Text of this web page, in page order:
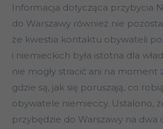
Informacja dotycząca przybycia
do Warszawy również nie
że kwestia kontaktu obywateli
i niemieckich była istotna dla
nie mogły stracić ani na moment
gdzie są, jak się poruszają, co
obywatele niemieccy. Ustalono,
przybędzie do Warszawy na dwa